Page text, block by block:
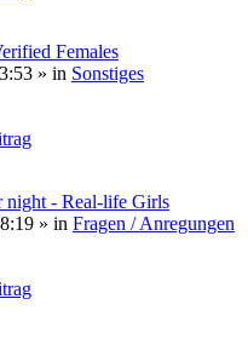
Females
» in Sonstiges
night - Real-life Girls
» in Fragen / Anregungen